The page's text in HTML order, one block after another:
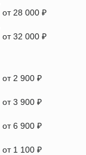
от 28 000 ₽
от 32 000 ₽
от 2 900 ₽
от 3 900 ₽
от 6 900 ₽
от 1 100 ₽